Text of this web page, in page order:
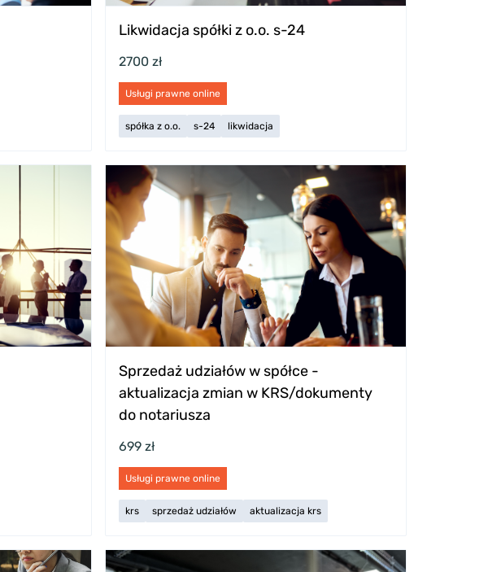
Likwidacja spółki z o.o. s-24
2700 zł
Usługi prawne online
spółka z o.o. s-24 likwidacja
Sprzedaż udziałów w spółce -
aktualizacja zmian w KRS/dokumenty
do notariusza
699 zł
Usługi prawne online
krs sprzedaż udziałów aktualizacja krs